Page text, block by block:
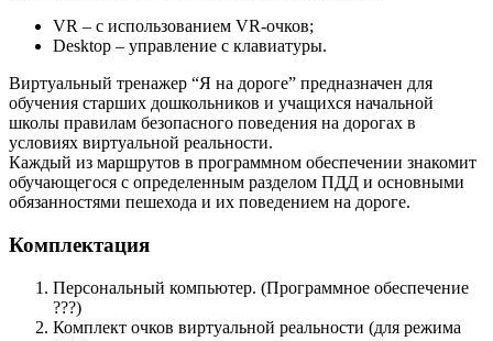
VR – с использованием VR-очков;
Desktop – управление с клавиатуры.
Виртуальный тренажер “Я на дороге” предназначен для
обучения старших дошкольников и учащихся начальной
школы правилам безопасного поведения на дорогах в
условиях виртуальной реальности.
Каждый из маршрутов в программном обеспечении знакомит
обучающегося с определенным разделом ПДД и основными
обязанностями пешехода и их поведением на дороге.
Комплектация
Персональный компьютер. (Программное обеспечение
???)
Комплект очков виртуальной реальности (для режима